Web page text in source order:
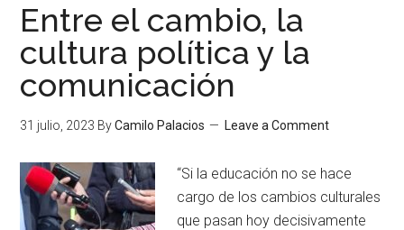
Entre el cambio, la
cultura política y la
comunicación
31 julio, 2023 ByCamilo Palacios Leave a Comment
“Si la educación no se hace
cargo de los cambios culturales
que pasan hoy decisivamente